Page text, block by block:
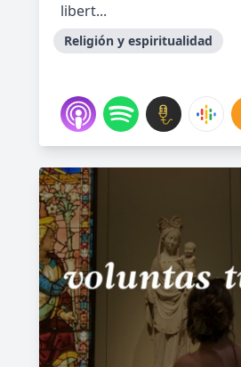
libert...
Religión y espiritualidad